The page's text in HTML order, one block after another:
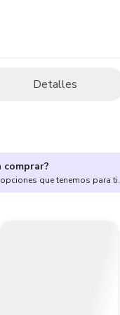
Detalles
comprar?
que tenemos para ti.